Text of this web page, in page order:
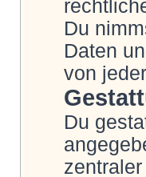
Du
Daten
von
Du